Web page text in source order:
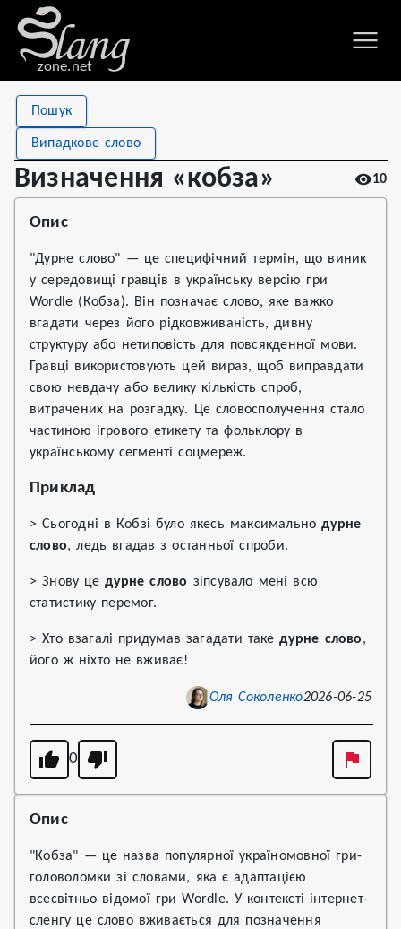
zone.net
Пошук
Випадкове слово
Визначення «кобза» 10
Визначення «кобза»
Stat
Views
Definitions 2
Опис
"Дурне слово" — це специфічний термін, що виник
у середовищі гравців в українську версію гри
Wordle (Кобза). Він позначає слово, яке важко
вгадати через його рідковживаність, дивну
структуру або нетиповість для повсякденної мови.
Гравці використовують цей вираз, щоб виправдати
свою невдачу або велику кількість спроб,
витрачених на розгадку. Це словосполучення стало
частиною ігрового етикету та фольклору в
українському сегменті соцмереж.
Приклад
> Сьогодні в Кобзі було якесь максимальнодурне
слово, ледь вгадав з останньої спроби.
> Знову цедурне слово зіпсувало мені всю
статистику перемог.
> Хто взагалі придумав загадати такедурне слово,
його ж ніхто не вживає!
Оля Соколенко2026-06-25
0
Опис
"Кобза" — це назва популярної україномовної гри-
головоломки зі словами, яка є адаптацією
всесвітньо відомої гри Wordle. У контексті інтернет-
сленгу це слово вживається для позначення